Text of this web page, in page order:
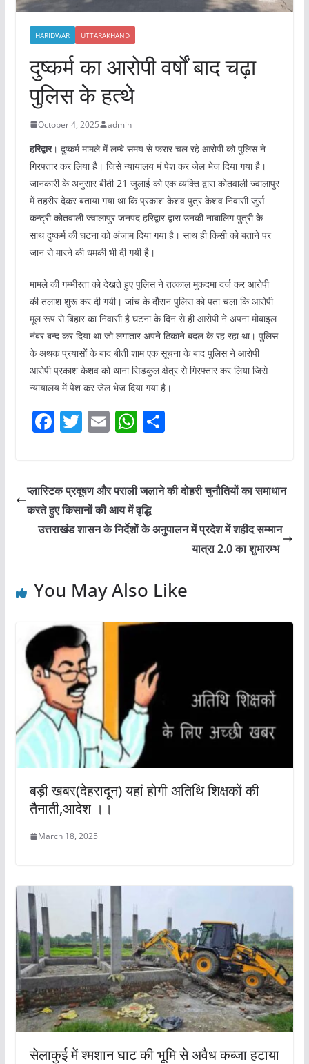
HARIDWAR UTTARAKHAND
दुष्कर्म का आरोपी वर्षों बाद चढ़ा
पुलिस के हत्थे
October 4, 2025 admin
हरिद्वार। दुष्कर्म मामले में लम्बे समय से फरार चल रहे आरोपी को पुलिस ने
गिरफ्तार कर लिया है। जिसे न्यायालय मं पेश कर जेल भेज दिया गया है।
जानकारी के अनुसार बीती 21 जुलाई को एक व्यक्ति द्वारा कोतवाली ज्वालापुर
में तहरीर देकर बताया गया था कि प्रकाश केशव पुत्र केशव निवासी जुर्स
कन्ट्री कोतवाली ज्वालापुर जनपद हरिद्वार द्वारा उनकी नाबालिग पुत्री के
साथ दुष्कर्म की घटना को अंजाम दिया गया है। साथ ही किसी को बताने पर
जान से मारने की धमकी भी दी गयी है।
मामले की गम्भीरता को देखते हुए पुलिस ने तत्काल मुकदमा दर्ज कर आरोपी
की तलाश शुरू कर दी गयी। जांच के दौरान पुलिस को पता चला कि आरोपी
मूल रूप से बिहार का निवासी है घटना के दिन से ही आरोपी ने अपना मोबाइल
नंबर बन्द कर दिया था जो लगातार अपने ठिकाने बदल के रह रहा था। पुलिस
के अथक प्रयासों के बाद बीती शाम एक सूचना के बाद पुलिस ने आरोपी
आरोपी प्रकाश केशव को थाना सिडकुल क्षेत्र से गिरफ्तार कर लिया जिसे
न्यायालय में पेश कर जेल भेज दिया गया है।
F
e
b
o
T
er
E
l
W
s
A
p
S
e
प्लास्टिक प्रदूषण और पराली जलाने की दोहरी चुनौतियों का समाधान
करते हुए किसानों की आय में वृद्धि
उत्तराखंड शासन के निर्देशों के अनुपालन में प्रदेश में शहीद सम्मान
यात्रा 2.0 का शुभारम्भ
You May Also Like
बड़ी खबर(देहरादून) यहां होगी अतिथि शिक्षकों की
तैनाती,आदेश ।।
March 18, 2025
सेलाकुई में श्मशान घाट की भूमि से अवैध कब्जा हटाया